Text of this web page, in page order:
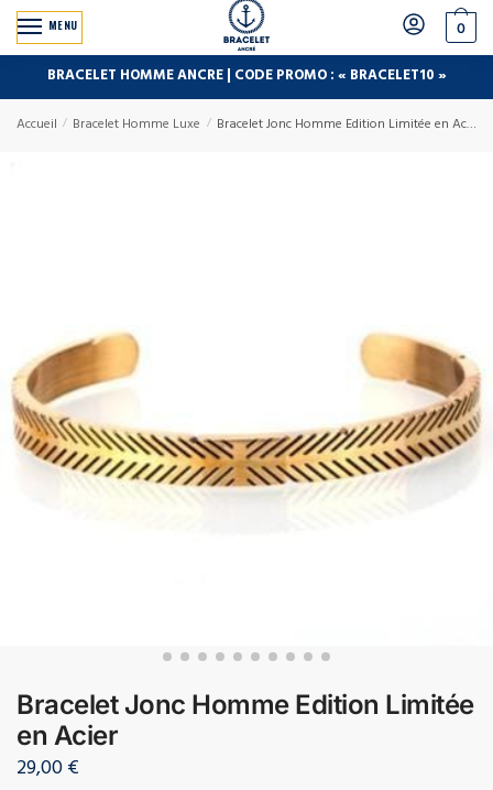
MENU 0
BRACELET HOMME ANCRE | CODE PROMO : « BRACELET10 »
Accueil / Bracelet Homme Luxe / Bracelet Jonc Homme Edition Limitée en Acier
Bracelet Jonc Homme Edition Limitée
en Acier
29,00€